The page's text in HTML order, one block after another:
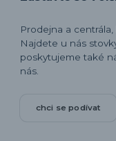
Prodejna a centrála,
Najdete u nás
poskytujeme také
nás.
chci se podívat